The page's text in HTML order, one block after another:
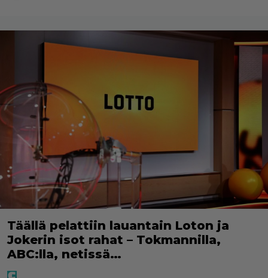
Täällä pelattiin lauantain Loton ja
Jokerin isot rahat – Tokmannilla,
ABC:lla, netissä…